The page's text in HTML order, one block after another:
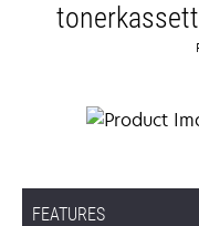
FEATURES